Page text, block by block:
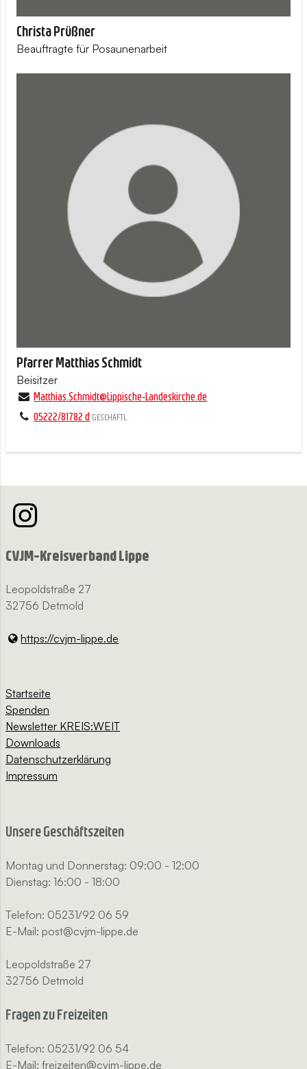
Christa Prüßner
Beauftragte für Posaunenarbeit
Pfarrer Matthias Schmidt
Beisitzer
Matthias.​Schmidt@​Lippische-Landeskirche.​de
05222/81782 d GESCHÄFTL.
CVJM-Kreisverband Lippe
Leopoldstraße 27
32756 Detmold
https://cvjm-lippe.​de
Startseite
Spenden
Newsletter KREIS:WEIT
Downloads
Datenschutzerklärung
Impressum
Unsere Geschäftszeiten
Montag und Donnerstag: 09:00 - 12:00
Dienstag: 16:00 - 18:00
Telefon: 05231/92 06 59
E-Mail: post@cvjm-lippe.de
Leopoldstraße 27
32756 Detmold
Fragen zu Freizeiten
Telefon: 05231/92 06 54
E-Mail: freizeiten@cvjm-lippe.de